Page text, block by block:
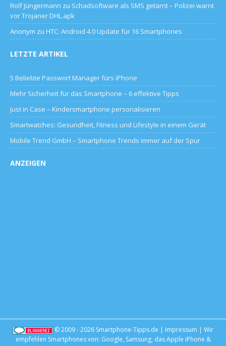
Rolf Jüngermann zu Schadsoftware als SMS getarnt – Polizei warnt
vor Trojaner DHL.apk
Anonym zu HTC: Android 4.0 Update für 16 Smartphones
LETZTE ARTIKEL
5 Beliebte Passwort Manager fürs iPhone
Mehr Sicherheit für das Smartphone – 6 effektive Tipps
Just in Case – Kindersmartphone personalisieren
Smartwatches: Gesundheit, Fitness und Lifestyle in einem Gerät
Mobile Trend GmbH – Smartphone Trends immer auf der Spur
ANZEIGEN
© 2009 - 2026 Smartphone-Tipps.de | Impressum | Wir
empfehlen Smartphones von: Google, Samsung, dasApple iPhone &